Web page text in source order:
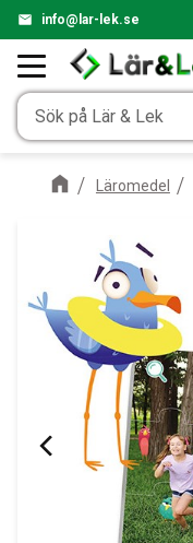
info@lar-lek.se
Läromedel